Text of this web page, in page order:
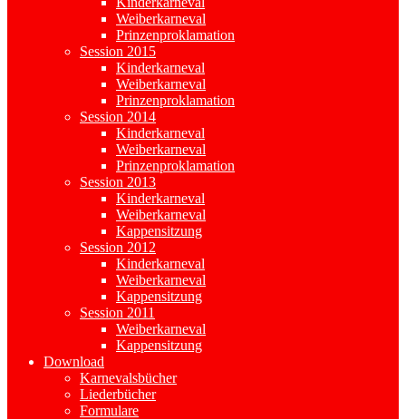
Weiberkarneval
Prinzenproklamation
Session 2015
Kinderkarneval
Weiberkarneval
Prinzenproklamation
Session 2014
Kinderkarneval
Weiberkarneval
Prinzenproklamation
Session 2013
Kinderkarneval
Weiberkarneval
Kappensitzung
Session 2012
Kinderkarneval
Weiberkarneval
Kappensitzung
Session 2011
Weiberkarneval
Kappensitzung
Download
Karnevalsbücher
Liederbücher
Formulare